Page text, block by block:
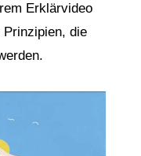
Erklärvideo
die